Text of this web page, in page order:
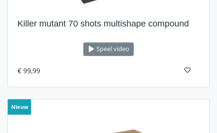
Killer mutant 70 shots multishape compound
Speel video
€ 99,99
Nieuw